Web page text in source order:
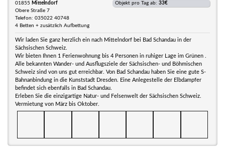
01855 Mittelndorf
Obere Straße 7
Telefon: 035022 40748
4 Betten + zusätzlich Aufbettung
Objekt pro Tag ab: 33€
Wir laden Sie ganz herzlich ein nach Mittelndorf bei Bad Schandau in der
Sächsischen Schweiz.
Wir bieten Ihnen 1 Ferienwohnung bis 4 Personen in ruhiger Lage im Grünen .
Alle bekannten Wander- und Ausflugsziele der Sächsischen- und Böhmischen
Schweiz sind von uns gut erreichbar. Von Bad Schandau haben Sie eine gute S-
Bahnanbindung in die Kunststadt Dresden. Eine Anlegestelle der Elbdampfer
befindet sich ebenfalls in Bad Schandau.
Erleben Sie die einzigartige Natur- und Felsenwelt der Sächsischen Schweiz.
Vermietung von März bis Oktober.